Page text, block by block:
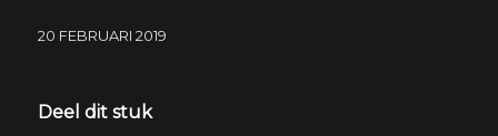
20 FEBRUARI 2019
Deel dit stuk